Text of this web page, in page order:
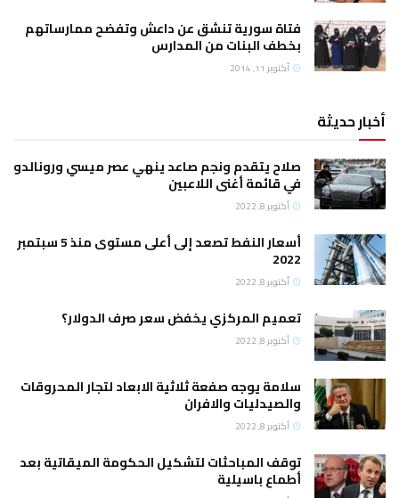
فتاة سورية تنشق عن داعش وتفضح ممارساتهم
بخطف البنات من المدارس
أكتوبر 11, 2014
أخبار حديثة
صلاح يتقدم ونجم صاعد ينهي عصر ميسي ورونالدو
في قائمة أغنى اللاعبين
أكتوبر 8, 2022
أسعار النفط تصعد إلى أعلى مستوى منذ 5 سبتمبر
2022
أكتوبر 8, 2022
تعميم المركزي يخفض سعر صرف الدولار؟
أكتوبر 8, 2022
سلامة يوجه صفعة ثلاثية الابعاد لتجار المحروقات
والصيدليات والافران
أكتوبر 8, 2022
توقف المباحثات لتشكيل الحكومة الميقاتية بعد
أطماع باسيلية